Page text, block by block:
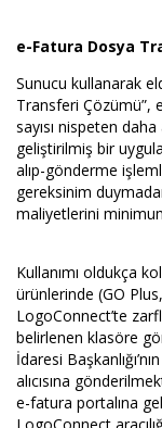
e-Fatura Dosya
Sunucu kullanarak
Transferi Çözümü”,
sayısı nispeten
geliştirilmiş bir
alıp-gönderme
gereksinim
maliyetlerini
Kullanımı oldukça
ürünlerinde (GO
LogoConnect’te
belirlenen klasöre
İdaresi
alıcısına
e-fatura portalına